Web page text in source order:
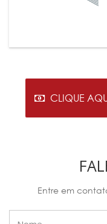
CLIQUE
Entre em